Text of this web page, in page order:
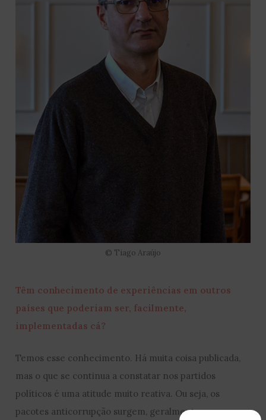
© Tiago Araújo
Têm conhecimento de experiências em outros
países que poderiam ser, facilmente,
implementadas cá?
Temos esse conhecimento. Há muita coisa publicada,
mas o que se continua a constatar nos partidos
políticos é uma atitude muito reativa. Ou seja, os
pacotes anticorrupção surgem, geralmente, em